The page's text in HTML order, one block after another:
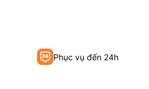
Phục vụ đến 24h